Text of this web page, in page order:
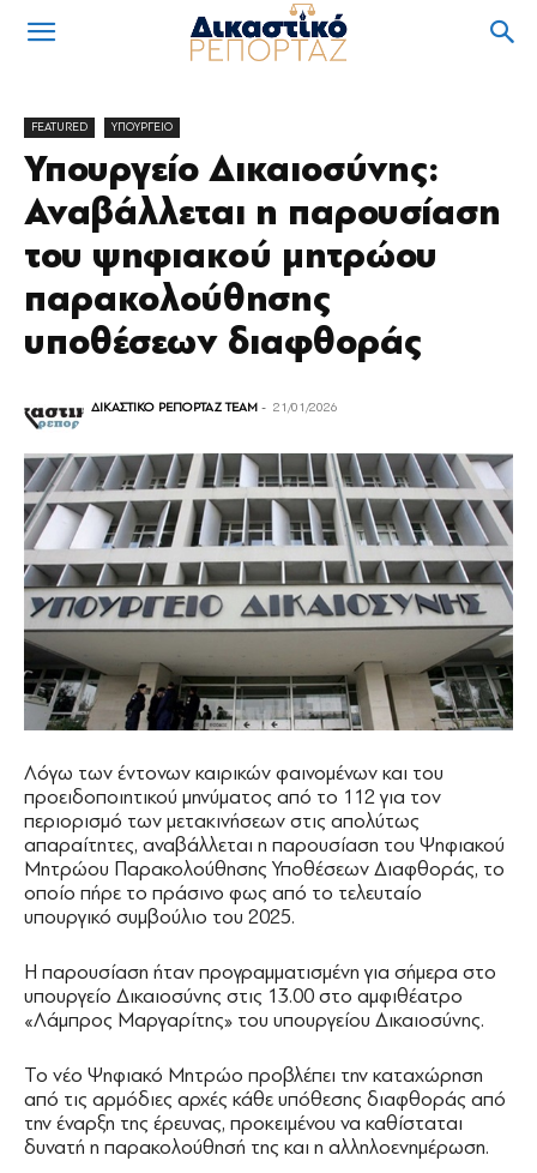
FEATURED ΥΠΟΥΡΓΕΙΟ
Υπουργείο Δικαιοσύνης:
Αναβάλλεται η παρουσίαση
του ψηφιακoύ μητρώου
παρακολούθησης
υποθέσεων διαφθοράς
ΔΙΚΑΣΤΙΚΟ ΡΕΠΟΡΤΑΖ TEAM - 21/01/2026
Λόγω των έντονων καιρικών φαινομένων και του
προειδοποιητικού μηνύματος από το 112 για τον
περιορισμό των μετακινήσεων στις απολύτως
απαραίτητες, αναβάλλεται η παρουσίαση του Ψηφιακού
Μητρώου Παρακολούθησης Υποθέσεων Διαφθοράς, το
οποίο πήρε το πράσινο φως από το τελευταίο
υπουργικό συμβούλιο του 2025.
Η παρουσίαση ήταν προγραμματισμένη για σήμερα στο
υπουργείο Δικαιοσύνης στις 13.00 στο αμφιθέατρο
«Λάμπρος Μαργαρίτης» του υπουργείου Δικαιοσύνης.
Το νέο Ψηφιακό Μητρώο προβλέπει την καταχώρηση
από τις αρμόδιες αρχές κάθε υπόθεσης διαφθοράς από
την έναρξη της έρευνας, προκειμένου να καθίσταται
δυνατή η παρακολούθησή της και η αλληλοενημέρωση.